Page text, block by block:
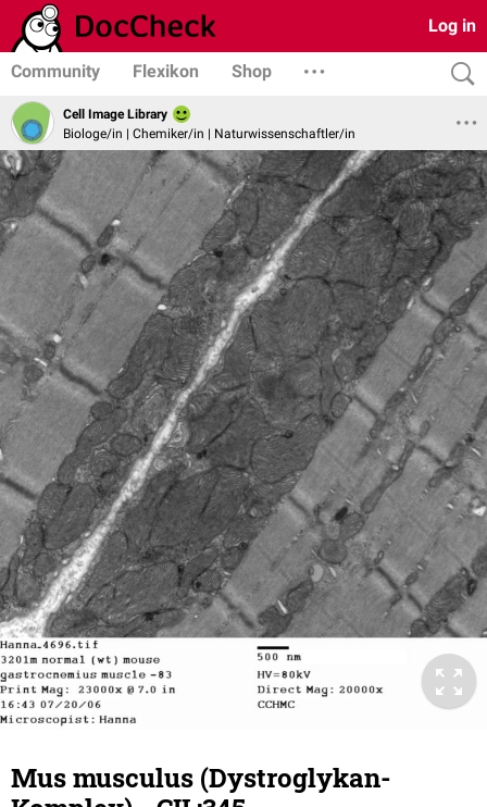
Log in
Community Flexikon Shop
Cell Image Library
Biologe/in | Chemiker/in | Naturwissenschaftler/in
Mus musculus (Dystroglykan-